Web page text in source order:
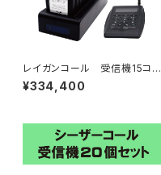
レイガンコール 受信機15コセ
ット
¥334,400